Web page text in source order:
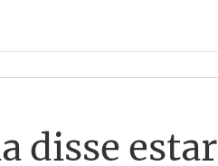
disse estar